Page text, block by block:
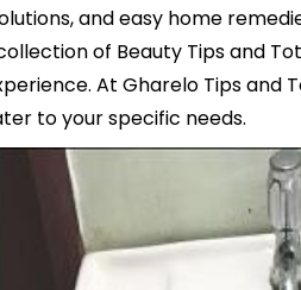
and easy home
of Beauty Tips and
At Gharelo Tips and
to your specific needs.